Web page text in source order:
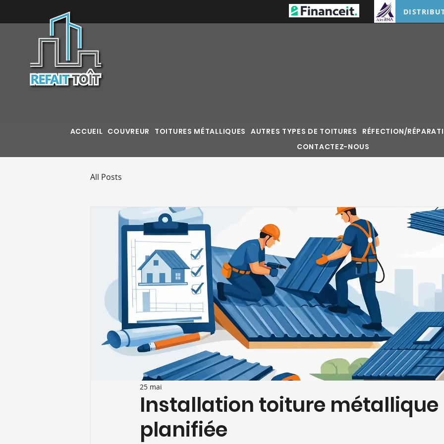
ACCUEIL COUVREUR TOITURES MÉTALLIQUES AUTRES TYPES DE TOITURES
RÉFECTION/
CONTACTEZ-NOUS
All Posts
Installation toiture métallique
planifiée
25 mai